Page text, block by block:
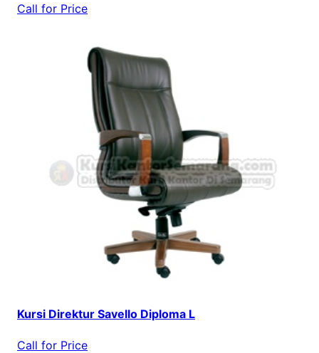
Call for Price
Kursi Direktur Savello Diploma L
Call for Price